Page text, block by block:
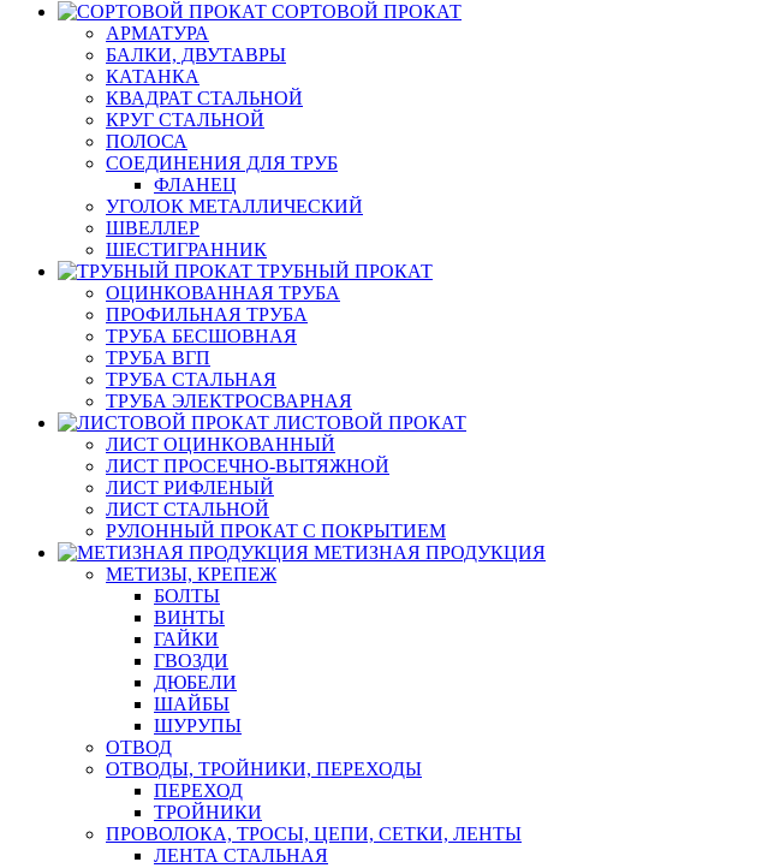
СОРТОВОЙ ПРОКАТ
АРМАТУРА
БАЛКИ, ДВУТАВРЫ
КАТАНКА
КВАДРАТ СТАЛЬНОЙ
КРУГ СТАЛЬНОЙ
ПОЛОСА
СОЕДИНЕНИЯ ДЛЯ ТРУБ
ФЛАНЕЦ
УГОЛОК МЕТАЛЛИЧЕСКИЙ
ШВЕЛЛЕР
ШЕСТИГРАННИК
ТРУБНЫЙ ПРОКАТ
ОЦИНКОВАННАЯ ТРУБА
ПРОФИЛЬНАЯ ТРУБА
ТРУБА БЕСШОВНАЯ
ТРУБА ВГП
ТРУБА СТАЛЬНАЯ
ТРУБА ЭЛЕКТРОСВАРНАЯ
ЛИСТОВОЙ ПРОКАТ
ЛИСТ ОЦИНКОВАННЫЙ
ЛИСТ ПРОСЕЧНО-ВЫТЯЖНОЙ
ЛИСТ РИФЛЕНЫЙ
ЛИСТ СТАЛЬНОЙ
РУЛОННЫЙ ПРОКАТ С ПОКРЫТИЕМ
МЕТИЗНАЯ ПРОДУКЦИЯ
МЕТИЗЫ, КРЕПЕЖ
БОЛТЫ
ВИНТЫ
ГАЙКИ
ГВОЗДИ
ДЮБЕЛИ
ШАЙБЫ
ШУРУПЫ
ОТВОД
ОТВОДЫ, ТРОЙНИКИ, ПЕРЕХОДЫ
ПЕРЕХОД
ТРОЙНИКИ
ПРОВОЛОКА, ТРОСЫ, ЦЕПИ, СЕТКИ, ЛЕНТЫ
ЛЕНТА СТАЛЬНАЯ